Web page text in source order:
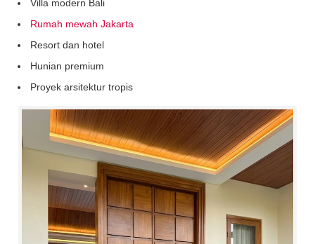
Villa modern Bali
Rumah mewah Jakarta
Resort dan hotel
Hunian premium
Proyek arsitektur tropis